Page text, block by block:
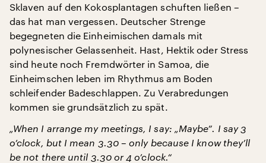
Sklaven auf den Kokosplantagen schuften ließen –
das hat man vergessen. Deutscher Strenge
begegneten die Einheimischen damals mit
polynesischer Gelassenheit. Hast, Hektik oder Stress
sind heute noch Fremdwörter in Samoa, die
Einheimschen leben im Rhythmus am Boden
schleifender Badeschlappen. Zu Verabredungen
kommen sie grundsätzlich zu spät.
„When I arrange my meetings, I say: „Maybe”. I say 3
o’clock, but I mean 3.30 – only because I know they’ll
be not there until 3.30 or 4 o’clock.“